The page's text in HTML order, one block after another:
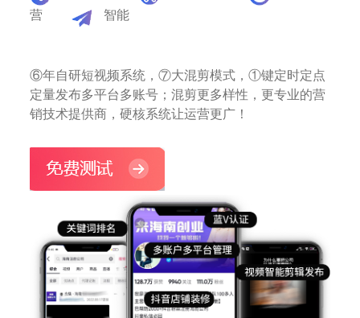
营
智能
⑥年自研短视频系统，⑦大混剪模式，①键定时定点
定量发布多平台多账号；混剪更多样性，更专业的营
销技术提供商，硬核系统让运营更广！